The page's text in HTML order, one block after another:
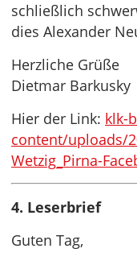
schließlich
dies Alexander
Herzliche Grüße
Dietmar Barkusky
Hier der Link: klk-
content/uploads/
Wetzig_Pirna-
4. Leserbrief
Guten Tag,